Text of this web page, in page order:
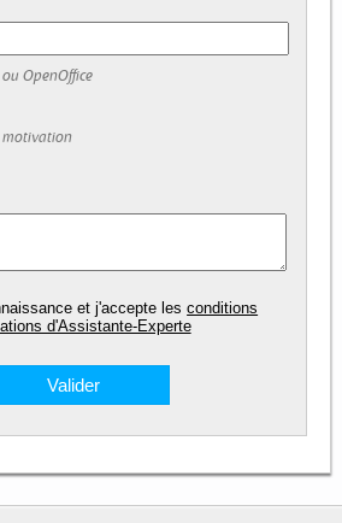
OpenOffice
motivation
et j'accepte lesconditions
d'Assistante-Experte